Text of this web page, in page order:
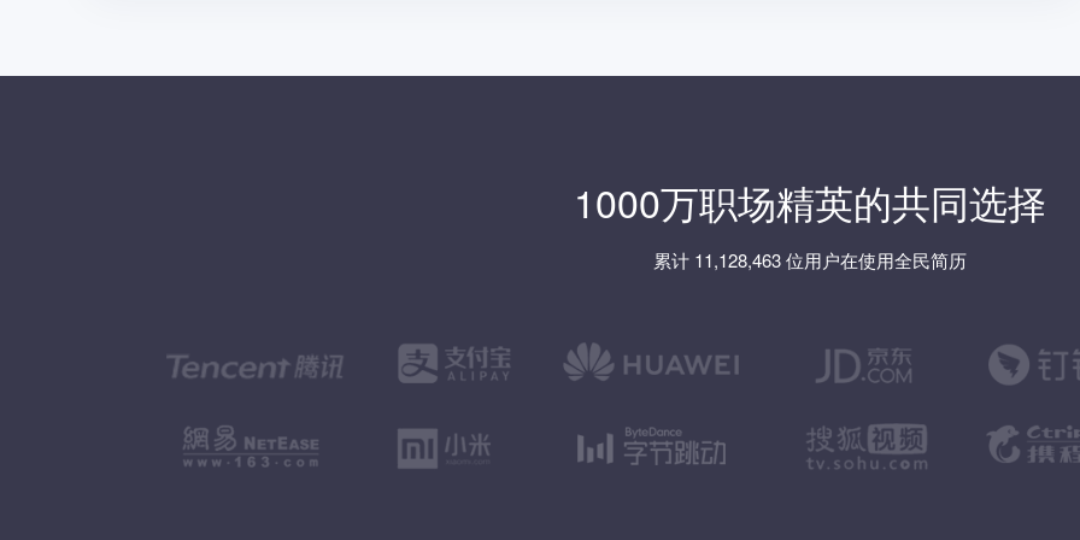
1000万职场精英的共同选择
累计 11,128,463 位用户在使用全民简历